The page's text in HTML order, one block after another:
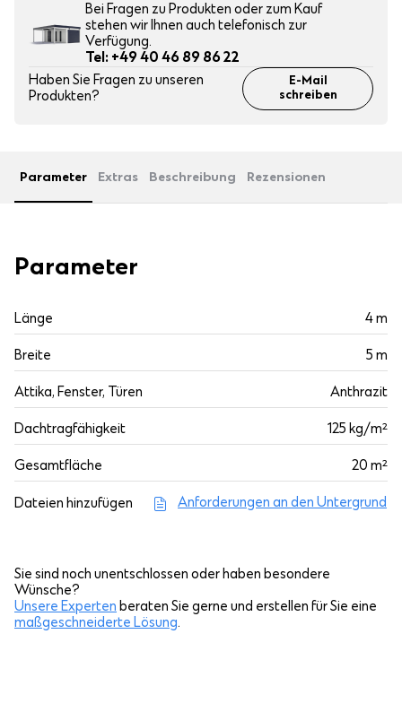
Bei Fragen zu Produkten oder zum Kauf
stehen wir Ihnen auch telefonisch zur
Verfügung.
Tel: +49 40 46 89 86 22
Haben Sie Fragen zu unseren
Produkten?
E-Mail
schreiben
Parameter Extras Beschreibung Rezensionen
Parameter
Länge 4 m
Breite 5 m
Attika, Fenster, Türen Anthrazit
Dachtragfähigkeit 125 kg/m²
Gesamtfläche 20 m²
Dateien hinzufügen Anforderungen an den Untergrund
Sie sind noch unentschlossen oder haben besondere
Wünsche?
Unsere Experten beraten Sie gerne und erstellen für Sie eine
maßgeschneiderte Lösung.